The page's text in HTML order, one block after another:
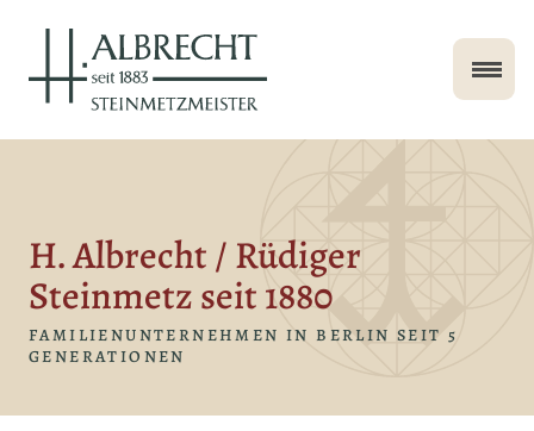
H. Albrecht / Rüdiger
Steinmetz seit 1880
FAMILIENUNTERNEHMEN IN BERLIN SEIT 5
GENERATIONEN